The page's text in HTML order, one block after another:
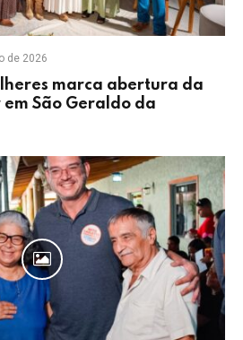
de 2026
marca abertura da
São Geraldo da